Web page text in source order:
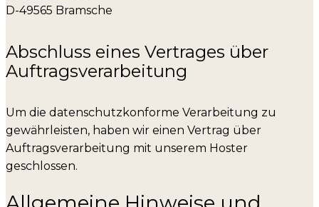
D-49565 Bramsche
Abschluss eines Vertrages über
Auftragsverarbeitung
Um die datenschutzkonforme Verarbeitung zu
gewährleisten, haben wir einen Vertrag über
Auftragsverarbeitung mit unserem Hoster
geschlossen.